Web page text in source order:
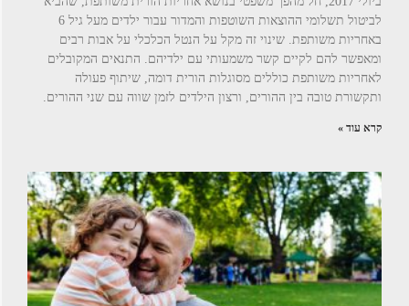
לביטול תשלומי ההוצאות השוטפות והמדור עבור ילדים מעל גיל 6
באחריות משותפת. שינוי זה מקל על הנטל הכלכלי על אבות רבים
ומאפשר להם לקיים קשר משמעותי עם ילדיהם. התנאים המקובלים
לאחריות משותפת כוללים מסוגלות הורית דומה, שיתוף פעולה
ותקשורת טובה בין ההורים, ורצון הילדים לזמן שווה עם שני ההורים.
קרא עוד »